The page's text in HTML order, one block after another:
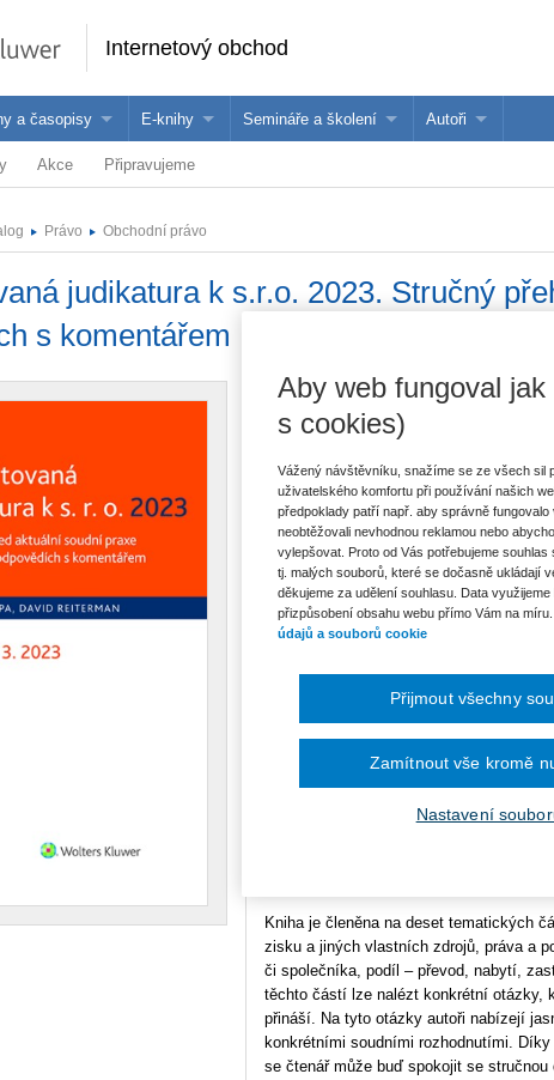
Internetový obchod
a časopisy E-knihy
Jak na naše e-knihy?
Půjčit si e-knihu
Semináře a školení Autoři
Akce Připravujeme
Právo Obchodní právo
judikatura k s.r.o. 2023. Stručný
s komentářem
Vydavatel Wolters Kluwer
Typ publikace ostatní
Datum vydání 8/2023
Vazba brožovaná
Počet stran 108
978-80-7676-704-1
Komentovaná judikatura k s. r. o. 2023
aktuálních rozhodnutí vztahujících se ke
Kniha je členěna na deset tematických
zisku a jiných vlastních zdrojů, práva a
či společníka, podíl – převod, nabytí,
těchto částí lze nalézt konkrétní otázky,
přináší. Na tyto otázky autoři nabízejí
konkrétními soudními rozhodnutími.
se čtenář může buď spokojit se stručnou
Aby web fungoval
s cookies)
Vážený návštěvníku, snažíme se ze všech sil
uživatelského komfortu při používání našich
předpoklady patří např. aby správně
neobtěžovali nevhodnou reklamou nebo
vylepšovat. Proto od Vás potřebujeme
tj. malých souborů, které se dočasně ukládají
děkujeme za udělení souhlasu. Data
přizpůsobení obsahu webu přímo Vám na míru.
údajů a souborů cookie
Nastavení
Zamítnout vše kromě
Přijmout všechny